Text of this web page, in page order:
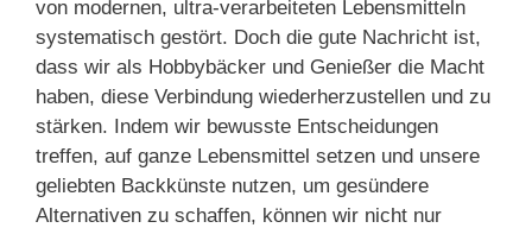
von modernen, ultra-verarbeiteten Lebensmitteln
systematisch gestört. Doch die gute Nachricht ist,
dass wir als Hobbybäcker und Genießer die Macht
haben, diese Verbindung wiederherzustellen und zu
stärken. Indem wir bewusste Entscheidungen
treffen, auf ganze Lebensmittel setzen und unsere
geliebten Backkünste nutzen, um gesündere
Alternativen zu schaffen, können wir nicht nur